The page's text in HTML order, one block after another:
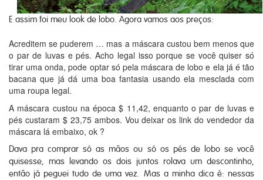
E assim foi meu look de lobo. Agora vamos aos preços:
Acreditem se puderem … mas a máscara custou bem menos que
o par de luvas e pés. Acho legal isso porque se você quiser só
tirar uma onda, pode optar só pela máscara de lobo e ela já é tão
bacana que já dá uma boa fantasia usando ela mesclada com
uma roupa legal.
A máscara custou na época $ 11,42, enquanto o par de luvas e
pés custaram $ 23,75 ambos. Vou deixar os link do vendedor da
máscara lá embaixo, ok ?
Dava pra comprar só as mãos ou só os pés de lobo se você
quisesse, mas levando os dois juntos rolava um descontinho,
então já peguei tudo de uma vez. Mas a minha dica é: nessas